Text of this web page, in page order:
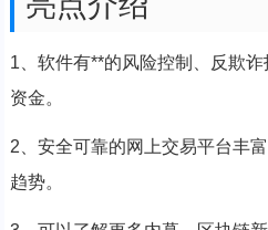
1、软件有**的风险控制、反欺
资金。
2、安全可靠的网上交易平台丰
趋势。